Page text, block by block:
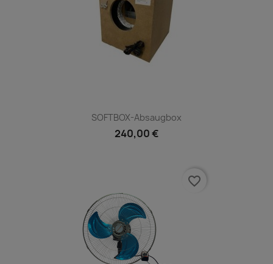
SOFTBOX-Absaugbox
240,00 €
favorite_border